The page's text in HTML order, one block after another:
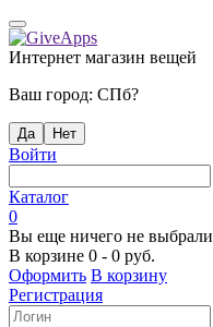
Интернет магазин вещей
Ваш город: СПб?
Да Нет
Войти
Каталог
0
Вы еще ничего не выбрали
В корзине 0 - 0 руб.
Оформить В корзину
Регистрация